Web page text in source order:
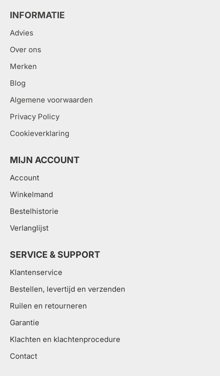
INFORMATIE
Advies
Over ons
Merken
Blog
Algemene voorwaarden
Privacy Policy
Cookieverklaring
MIJN ACCOUNT
Account
Winkelmand
Bestelhistorie
Verlanglijst
SERVICE & SUPPORT
Klantenservice
Bestellen, levertijd en verzenden
Ruilen en retourneren
Garantie
Klachten en klachtenprocedure
Contact